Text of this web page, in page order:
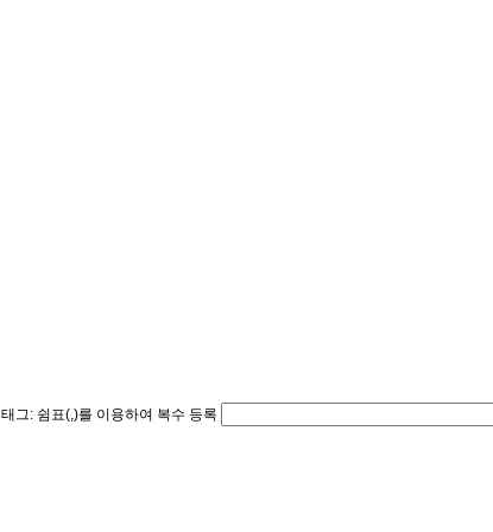
태그: 쉼표(,)를 이용하여 복수 등록